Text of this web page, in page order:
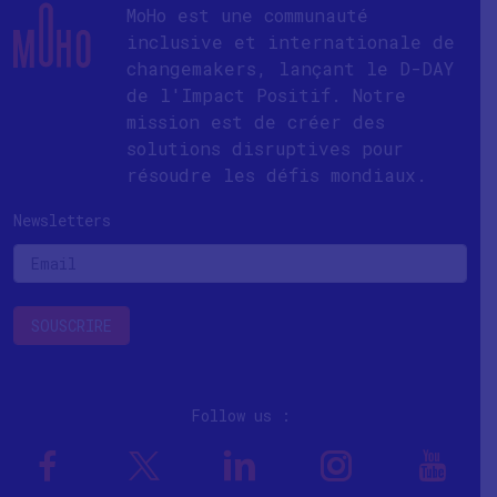
MoHo est une communauté
inclusive et internationale de
changemakers, lançant le D-DAY
de l'Impact Positif. Notre
mission est de créer des
solutions disruptives pour
résoudre les défis mondiaux.
Newsletters
Follow us :